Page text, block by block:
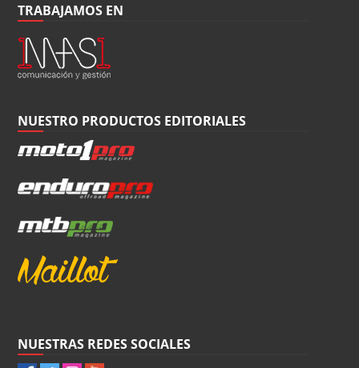
TRABAJAMOS EN
NUESTRO PRODUCTOS EDITORIALES
NUESTRAS REDES SOCIALES